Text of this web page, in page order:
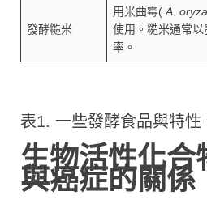
發酵糙米
用米曲霉( A.
使用。糙米通常
率。
表1. 一些發酵食品與特性
生物活性化合
與癌症的關係